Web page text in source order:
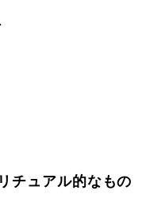
チュアル的なもの